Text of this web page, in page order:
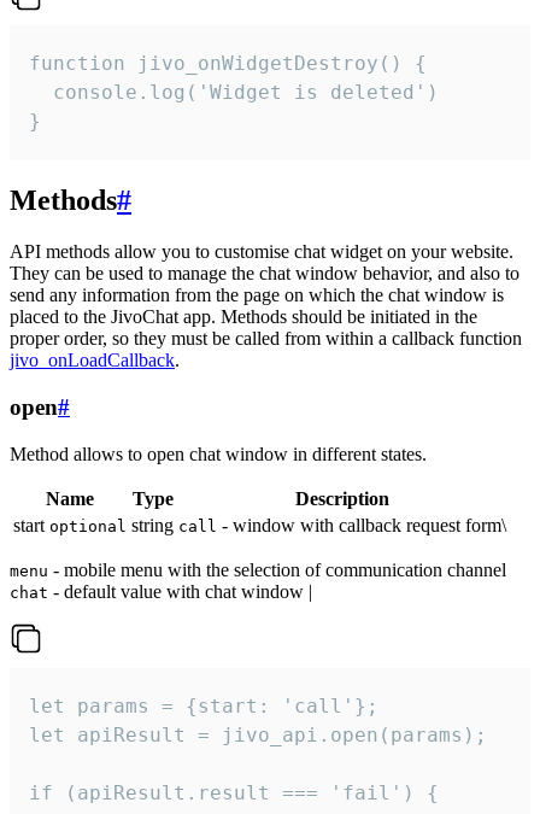
function jivo_onWidgetDestroy() {
  console.log('Widget is deleted')
}
Methods#
API methods allow you to customise chat widget on your website.
They can be used to manage the chat window behavior, and also to
send any information from the page on which the chat window is
placed to the JivoChat app. Methods should be initiated in the
proper order, so they must be called from within a callback function
jivo_onLoadCallback.
open#
Method allows to open chat window in different states.
Name Type
Description
start optional string call - window with callback request form\
menu - mobile menu with the selection of communication channel
chat - default value with chat window |
let params = {start: 'call'};
let apiResult = jivo_api.open(params);
if (apiResult.result === 'fail') {